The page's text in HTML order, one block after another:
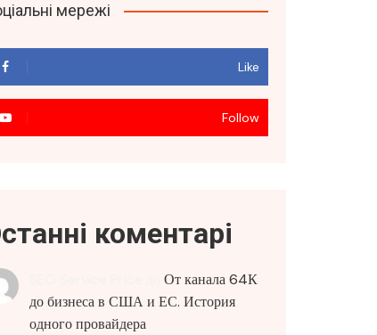
мережі
Like
Follow
коментарі
От канала 64К
до бизнеса в США и ЕС. История
одного провайдера